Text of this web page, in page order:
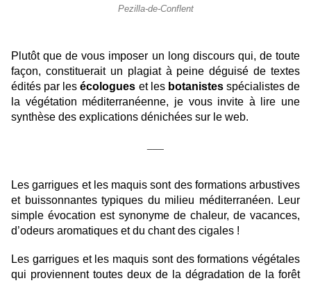
Pezilla-de-Conflent
Plutôt que de vous imposer un long discours qui, de toute
façon, constituerait un plagiat à peine déguisé de textes
édités par lesécologues et les botanistesspécialistes de
la végétation méditerranéenne, je vous invite à lire une
synthèse des explications dénichées sur le web.
Les garrigues et les maquis sont des formations arbustives
et buissonnantes typiques du milieu méditerranéen. Leur
simple évocation est synonyme de chaleur, de vacances,
d’odeurs aromatiques et du chant des cigales !
Les garrigues et les maquis sont des formations végétales
qui proviennent toutes deux de la dégradation de la forêt